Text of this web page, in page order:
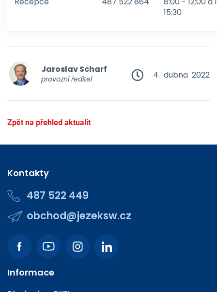
15:30
4. dubna 2022
Jaroslav Scharf
provozní ředitel
Zpět na přehled aktualit
Kontakty
487 522 449
obchod@jezeksw.cz
Informace